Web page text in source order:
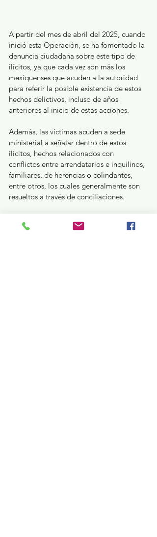
A partir del mes de abril del 2025, cuando
inició esta Operación, se ha fomentado la
denuncia ciudadana sobre este tipo de
ilícitos, ya que cada vez son más los
mexiquenses que acuden a la autoridad
para referir la posible existencia de estos
hechos delictivos, incluso de años
anteriores al inicio de estas acciones.
Además, las víctimas acuden a sede
ministerial a señalar dentro de estos
ilícitos, hechos relacionados con
conflictos entre arrendatarios e inquilinos,
familiares, de herencias o colindantes,
entre otros, los cuales generalmente son
resueltos a través de conciliaciones.
Seguridad y Justicia